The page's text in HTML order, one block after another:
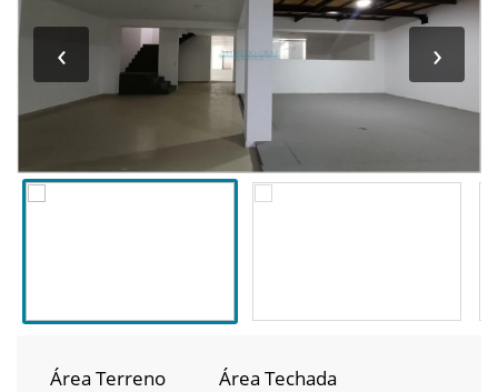
‹ ›
Área Terreno
Área Techada